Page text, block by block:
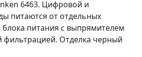
6463. Цифровой и
питаются от отдельных
питания с выпрямителем
фильтрацией. Отделка черный